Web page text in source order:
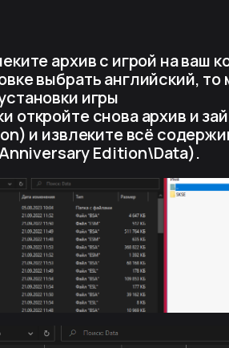
архив с игрой на ваш
выбрать английский,
игры
откройте снова архив и
и извлеките всё
Edition\Data).